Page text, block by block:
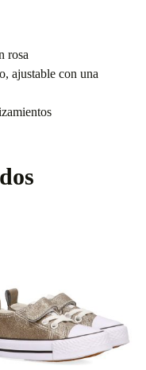
rosa
ajustable con una